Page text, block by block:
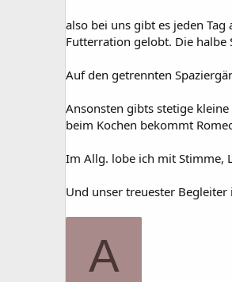
also bei uns gibt es jeden
Futterration gelobt. Die
Auf den getrennten
Ansonsten gibts stetige
beim Kochen bekommt
Im Allg. lobe ich mit Stimme,
Und unser treuester Begleiter
A